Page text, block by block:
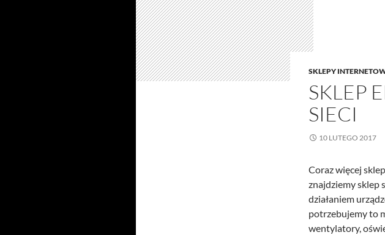
SKLEPY
SKLEP
SIECI
10 LUTEGO 2017
Coraz więcej
znajdziemy sklep
działaniem
potrzebujemy to
wentylatory,